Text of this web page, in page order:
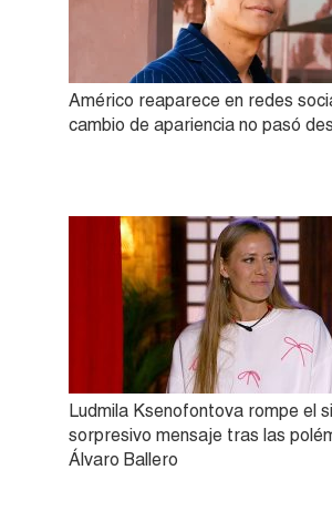
Américo reaparece en redes
cambio de apariencia no pasó
Ludmila Ksenofontova rompe el
sorpresivo mensaje tras las
Álvaro Ballero